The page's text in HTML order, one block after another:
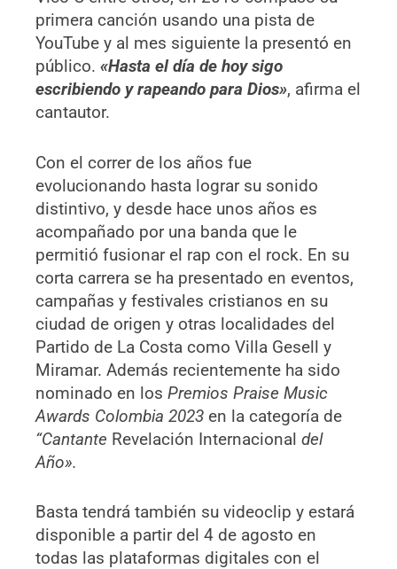
primera canción usando una pista de
YouTube y al mes siguiente la presentó en
público.«Hasta el día de hoy sigo
escribiendo y rapeando para Dios», afirma el
cantautor.
Con el correr de los años fue
evolucionando hasta lograr su sonido
distintivo, y desde hace unos años es
acompañado por una banda que le
permitió fusionar el rap con el rock. En su
corta carrera se ha presentado en eventos,
campañas y festivales cristianos en su
ciudad de origen y otras localidades del
Partido de La Costa como Villa Gesell y
Miramar. Además recientemente ha sido
nominado en losPremios Praise Music
Awards Colombia 2023 en la categoría de
“Cantante Revelación Internacionaldel
Año».
Basta tendrá también su videoclip y estará
disponible a partir del 4 de agosto en
todas las plataformas digitales con el